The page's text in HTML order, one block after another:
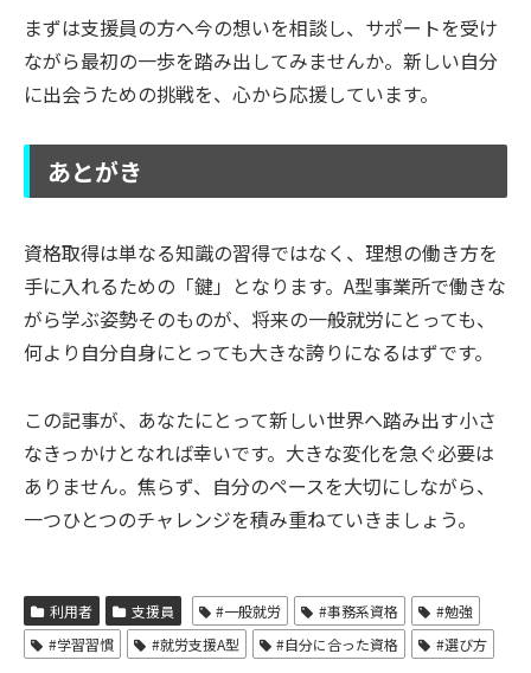
まずは支援員の方へ今の想いを相談し、サポートを受け
ながら最初の一歩を踏み出してみませんか。新しい自分
に出会うための挑戦を、心から応援しています。
あとがき
資格取得は単なる知識の習得ではなく、理想の働き方を
手に入れるための「鍵」となります。A型事業所で働きな
がら学ぶ姿勢そのものが、将来の一般就労にとっても、
何より自分自身にとっても大きな誇りになるはずです。
この記事が、あなたにとって新しい世界へ踏み出す小さ
なきっかけとなれば幸いです。大きな変化を急ぐ必要は
ありません。焦らず、自分のペースを大切にしながら、
一つひとつのチャレンジを積み重ねていきましょう。
利用者 支援員 #一般就労 #事務系資格
#勉強
#学習習慣
#就労支援A型 #自分に合った資格 #選び方